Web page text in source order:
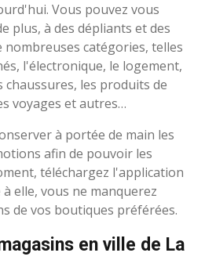
Vous pouvez vous
plus, à des dépliants et des
nombreuses catégories, telles
l'électronique, le logement,
chaussures, les produits de
voyages et autres…
à portée de main les
afin de pouvoir les
téléchargez l'application
à elle, vous ne manquerez
de vos boutiques préférées.
en ville de La